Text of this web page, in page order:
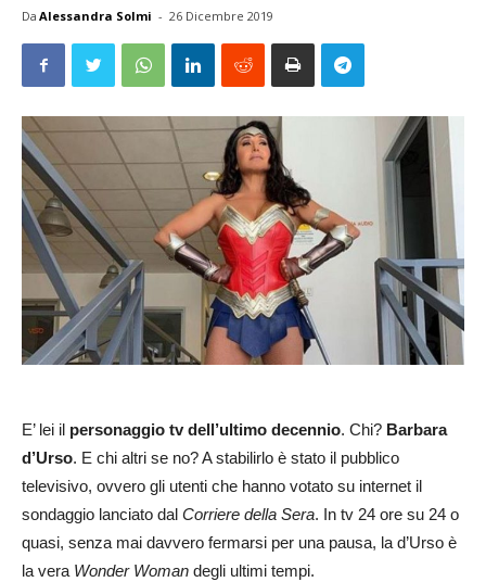
Da Alessandra Solmi - 26 Dicembre 2019
E’ lei il personaggio tv dell’ultimo decennio. Chi? Barbara
d’Urso. E chi altri se no? A stabilirlo è stato il pubblico
televisivo, ovvero gli utenti che hanno votato su internet il
sondaggio lanciato dal Corriere della Sera. In tv 24 ore su 24 o
quasi, senza mai davvero fermarsi per una pausa, la d’Urso è
la vera Wonder Woman degli ultimi tempi.